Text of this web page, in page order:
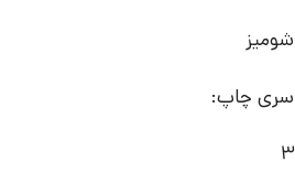
شومیز
سری چاپ:
3